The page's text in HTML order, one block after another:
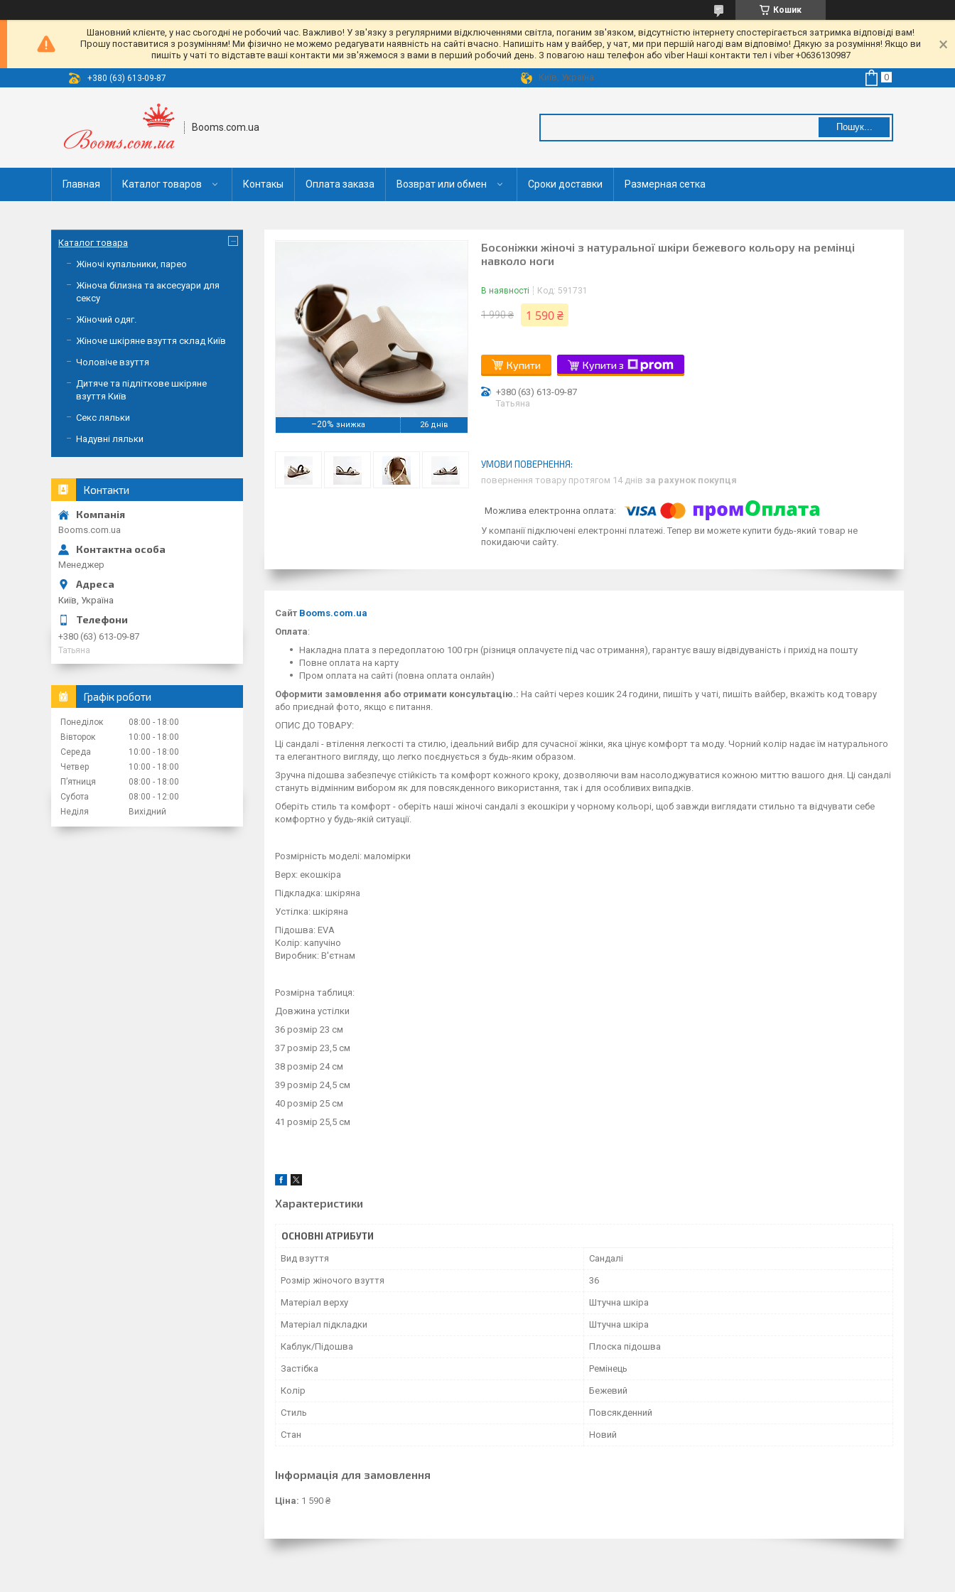
Кошик
Шановний клієнте, у нас сьогодні не робочий час. Важливо! У зв'язку з регулярними відключеннями світла, поганим зв'язком, відсутністю інтернету спостерігається затримка відповіді вам!
Прошу поставитися з розумінням! Ми фізично не можемо редагувати наявність на сайті вчасно. Напишіть нам у вайбер, у чат, ми при першій нагоді вам відповімо! Дякую за розуміння! Якщо ви
пишіть у чаті то відставте ваші контакти ми зв'яжемося з вами в перший робочий день. З повагою наш телефон або viber Наші контакти тел і viber +0636130987
+380 (63) 613-09-87 Київ, Україна
Booms.com.ua Пошук...
Главная Каталог товаров Контакы Оплата заказа Возврат или обмен Сроки доставки Размерная сетка
–20% 26 днів
Босоніжки жіночі з натуральної шкіри бежевого кольору на ремінці
навколо ноги
В наявності Код: 591731
1 990 ₴ 1 590 ₴
Купити Купити з
+380 (63) 613-09-87
Татьяна
повернення товару протягом 14 днів за рахунок покупця
У компанії підключені електронні платежі. Тепер ви можете купити будь-який товар не
покидаючи сайту.
Сайт Booms.com.ua
Оплата:
Накладна плата з передоплатою 100 грн (різниця оплачуєте під час отримання), гарантує вашу відвідуваність і прихід на пошту
Повне оплата на карту
Пром оплата на сайті (повна оплата онлайн)
Оформити замовлення або отримати консультацію.: На сайті через кошик 24 години, пишіть у чаті, пишіть вайбер, вкажіть код товару
або приєднай фото, якщо є питання.
ОПИС ДО ТОВАРУ:
Ці сандалі - втілення легкості та стилю, ідеальний вибір для сучасної жінки, яка цінує комфорт та моду. Чорний колір надає їм натурального
та елегантного вигляду, що легко поєднується з будь-яким образом.
Зручна підошва забезпечує стійкість та комфорт кожного кроку, дозволяючи вам насолоджуватися кожною миттю вашого дня. Ці сандалі
стануть відмінним вибором як для повсякденного використання, так і для особливих випадків.
Оберіть стиль та комфорт - оберіть наші жіночі сандалі з екошкіри у чорному кольорі, щоб завжди виглядати стильно та відчувати себе
комфортно у будь-якій ситуації.
Розмірність моделі: маломірки
Верх: екошкіра
Підкладка: шкіряна
Устілка: шкіряна
Підошва: EVA
Колір: капучіно
Виробник: В'єтнам
Розмірна таблиця:
Довжина устілки
36 розмір 23 см
37 розмір 23,5 см
38 розмір 24 см
39 розмір 24,5 см
40 розмір 25 см
41 розмір 25,5 см
Характеристики
ОСНОВНІ АТРИБУТИ
Вид взуття Сандалі
Розмір жіночого взуття 36
Матеріал верху Штучна шкіра
Матеріал підкладки Штучна шкіра
Каблук/Підошва Плоска підошва
Застібка Ремінець
Колір Бежевий
Стиль Повсякденний
Стан Новий
Інформація для замовлення
Ціна: 1 590 ₴
Каталог товара
Жіночі купальники, парео
Жіноча білизна та аксесуари для
сексу
Жіночий одяг.
Жіноче шкіряне взуття склад Київ
Чоловіче взуття
Дитяче та підліткове шкіряне
взуття Київ
Секс ляльки
Надувні ляльки
Контакти
Booms.com.ua
Менеджер
Київ, Україна
+380 (63) 613-09-87
Татьяна
Графік роботи
Понеділок 08:00
18:00
Вівторок
10:00
18:00
Середа
10:00
18:00
Четвер
10:00
18:00
Пʼятниця
08:00
18:00
Субота
08:00
12:00
Неділя
Вихідний